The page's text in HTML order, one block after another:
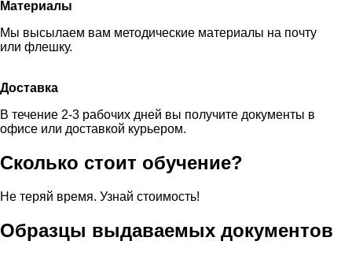
Материалы
Мы высылаем вам методические материалы на почту
или флешку.
Доставка
В течение 2-3 рабочих дней вы получите документы в
офисе или доставкой курьером.
Сколько стоит обучение?
Не теряй время. Узнай стоимость!
Образцы выдаваемых документов